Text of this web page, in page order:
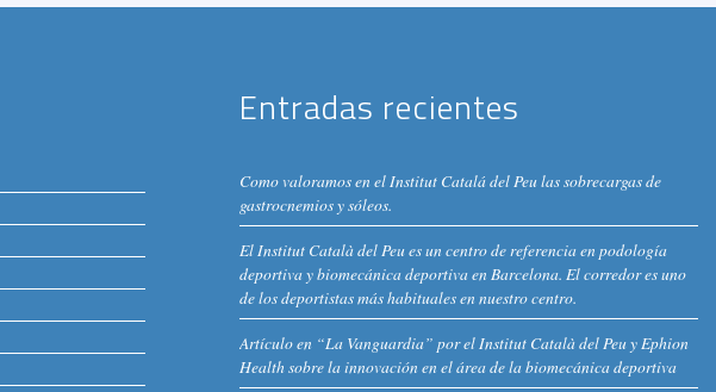
Entradas recientes
Como valoramos en el Institut Catalá del Peu las sobrecargas de
gastrocnemios y sóleos.
El Institut Català del Peu es un centro de referencia en podología
deportiva y biomecánica deportiva en Barcelona. El corredor es uno
de los deportistas más habituales en nuestro centro.
Artículo en “La Vanguardia” por el Institut Català del Peu y Ephion
Health sobre la innovación en el área de la biomecánica deportiva